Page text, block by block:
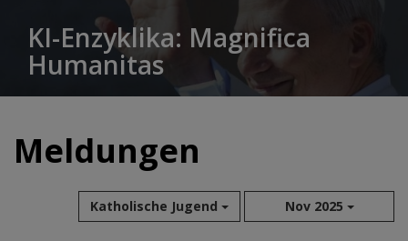
KI-Enzyklika: Magnifica
Humanitas
Meldungen
Katholische Jugend Nov 2025